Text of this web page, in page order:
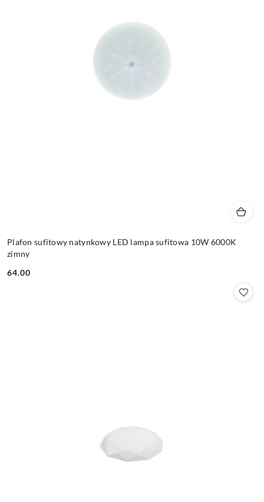
Plafon sufitowy natynkowy LED lampa sufitowa 10W 6000K
zimny
Cena:
64.00